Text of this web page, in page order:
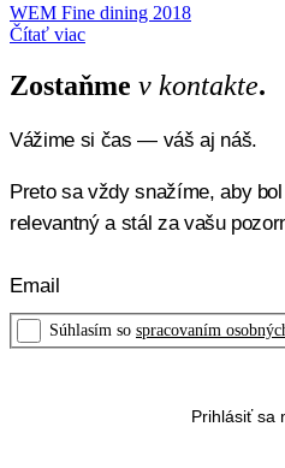
WEM Fine dining 2018
Čítať viac
Zostaňme v kontakte.
Vážime si čas — váš aj náš.
Preto sa vždy snažíme, aby
relevantný a stál za vašu
Súhlasím so spracovaním